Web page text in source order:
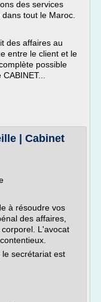
des services
tout le Maroc.
des affaires au
entre le client et le
possible
| Cabinet
à résoudre vos
des affaires,
L'avocat
secrétariat est